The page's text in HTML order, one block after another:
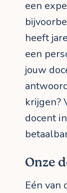
een
heeft
een
jouw
krijgen?
docent
Onze
Eén van